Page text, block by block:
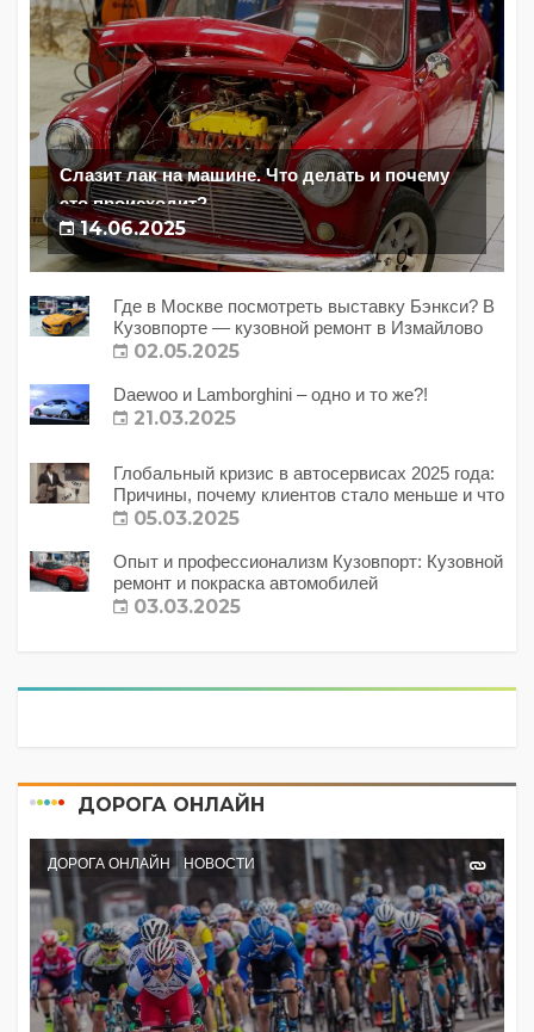
Слазит лак на машине. Что делать и почему
это происходит?
14.06.2025
Где в Москве посмотреть выставку Бэнкси? В
Кузовпорте — кузовной ремонт в Измайлово
02.05.2025
Daewoo и Lamborghini – одно и то же?!
21.03.2025
Глобальный кризис в автосервисах 2025 года:
Причины, почему клиентов стало меньше и что
с этим делать?
05.03.2025
Опыт и профессионализм Кузовпорт: Кузовной
ремонт и покраска автомобилей
03.03.2025
ДОРОГА ОНЛАЙН
ДОРОГА ОНЛАЙН НОВОСТИ